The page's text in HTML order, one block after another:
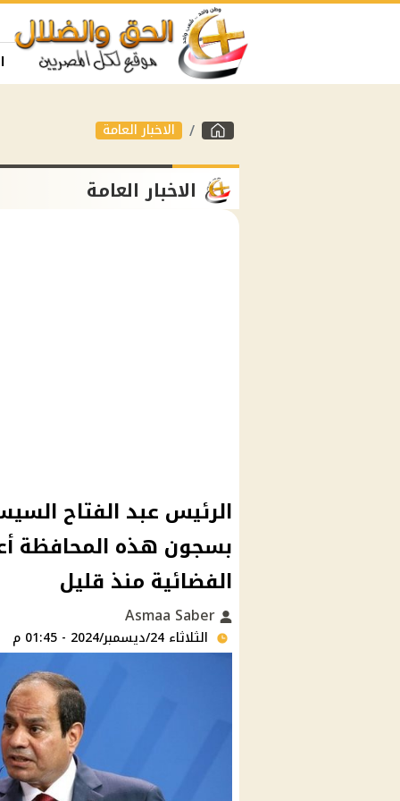
الاخبار العامة
الاخبار العامة
الرئيس عبد الفتاح
بسجون هذه المحافظة
الفضائية منذ قليل
الثلاثاء 24/ديسمبر/2024 - 01:45 م